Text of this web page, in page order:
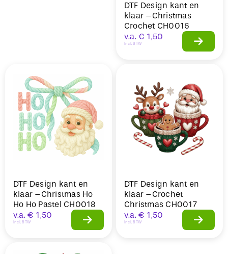
DTF Design kant en
klaar –Christmas
Crochet CH0016
v.a. € 1,50
Incl. BTW
DTF Design kant en
klaar –Christmas Ho
Ho Ho Pastel CH0018
v.a. € 1,50
Incl. BTW
DTF Design kant en
klaar –Crochet
Christmas CH0017
v.a. € 1,50
Incl. BTW